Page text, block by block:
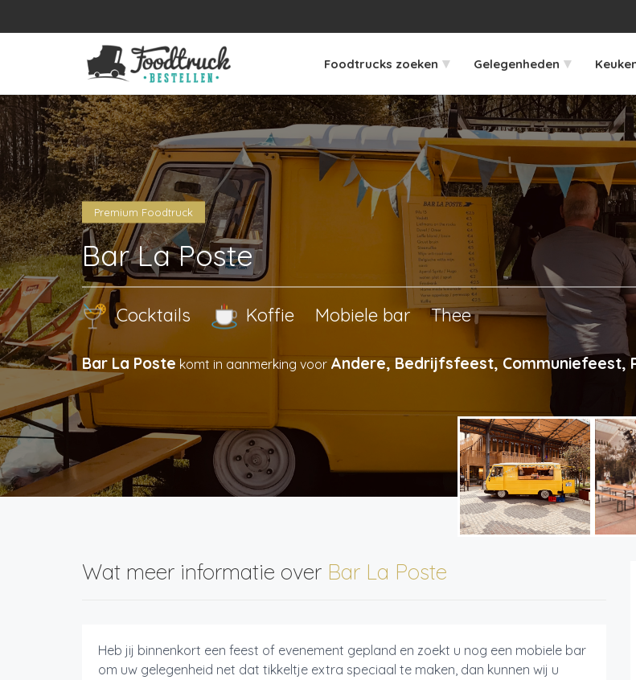
Foodtrucks zoeken ▾ Gelegenheden ▾
Premium Foodtruck
Bar La Poste
Cocktails Koffie Mobiele bar Thee
Bar La Poste komt in aanmerking voor Andere, Bedrijfsfeest, Communiefeest,
Wat meer informatie over Bar La Poste
Heb jij binnenkort een feest of evenement gepland en zoekt u nog een mobiele bar
om uw gelegenheid net dat tikkeltje extra speciaal te maken, dan kunnen wij u